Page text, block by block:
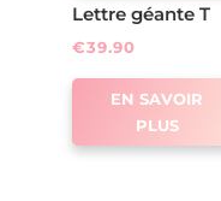
Lettre géante T
€39.90
EN SAVOIR
PLUS